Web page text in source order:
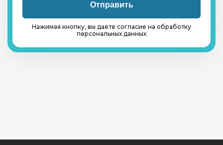
Нажимая кнопку, вы даете согласие на обработку
персональных данных